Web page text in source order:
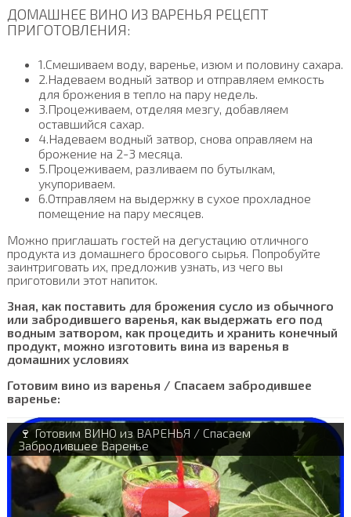
ДОМАШНЕЕ ВИНО ИЗ ВАРЕНЬЯ РЕЦЕПТ
ПРИГОТОВЛЕНИЯ:
1.Смешиваем воду, варенье, изюм и половину сахара.
2.Надеваем водный затвор и отправляем емкость
для брожения в тепло на пару недель.
3.Процеживаем, отделяя мезгу, добавляем
оставшийся сахар.
4.Надеваем водный затвор, снова оправляем на
брожение на 2-3 месяца.
5.Процеживаем, разливаем по бутылкам,
укупориваем.
6.Отправляем на выдержку в сухое прохладное
помещение на пару месяцев.
Можно приглашать гостей на дегустацию отличного
продукта из домашнего бросового сырья. Попробуйте
заинтриговать их, предложив узнать, из чего вы
приготовили этот напиток.
Зная, как поставить для брожения сусло из обычного
или забродившего варенья, как выдержать его под
водным затвором, как процедить и хранить конечный
продукт, можно изготовить вина из варенья в
домашних условиях
Готовим вино из варенья / Спасаем забродившее
варенье:
🍷 Готовим ВИНО из ВАРЕНЬЯ / Спасаем
Забродившее Варенье